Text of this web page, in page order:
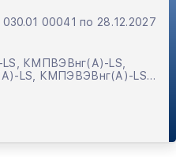
00041 по 28.12.2027
LS,